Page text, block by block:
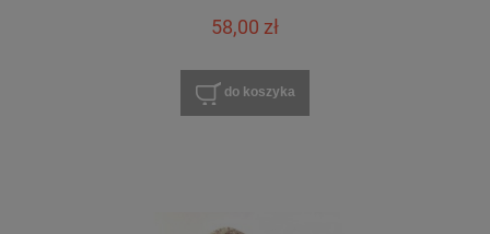
58,00 zł
do koszyka